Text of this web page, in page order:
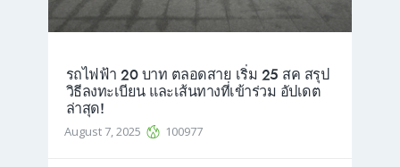
รถไฟฟ้า 20 บาท ตลอดสาย เริ่ม 25 สค สรุป
วิธีลงทะเบียน และเส้นทางที่เข้าร่วม อัปเดต
ล่าสุด!
August 7, 2025 100977